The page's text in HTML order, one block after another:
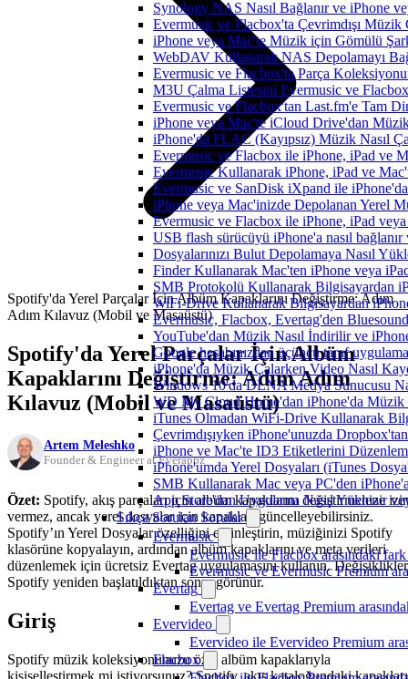
Synology NAS Nasıl Bağlanır ve iPhone
Evermusic ve Flacbox'ta Çevrimdışı
iPhone veya Mac'te Müzik için Gömülü
WebDAV Kullanarak NAS Depolamayı
Evermusic ve Flacbox'ta Parça
M3U Çalma Listesini Evermusic ve
Evermusic ve Flacbox'tan Last.fm'e Tam
iPhone veya Mac'te iCloud Drive'dan
iPhone'da FLAC (Kayıpsız) Müzik Nasıl
Evermusic ve Flacbox ile iPhone, iPad ve
Evermusic Kullanarak iPhone, iPad ve
Evermusic ve SanDisk iXpand ile
iPhone veya Mac'inizde Depolanan Yerel
Evermusic ve Flacbox ile iPhone, iPad
USB flash sürücüyü iPhone'a nasıl
Dosyalarınızı Bulut Depolamaya Nasıl
Finder Kullanarak Mac'ten iPhone veya
SMB Protokolü Kullanarak Bilgisayardan
WiFi-Drive Kullanarak Bilgisayardan
Evermusic, Flacbox, Evertag'den
YouTube'dan Müzik Nasıl İndirilir ve
Google hesabınızdan üçüncü taraf
iPhone'da Müzik Çalarken Video Nasıl
Windows 10'da DLNA Medya Sunucusu
WD My Cloud Home'dan iPhone'da Müzik
iTunes Olmadan WiFi-Drive Kullanarak
Çevrimdışıyken iPhone'unuzda
iPhone ve Mac'te ID3 Etiketlerini
iPhone'umda Yerel Dosyaları (iTunes
SMB Kullanarak Mac veya PC'den
App Store'dan Uygulama Nasıl Yüklenir
Sıkça Sorulan Sorular
Evermusic
Evermusic ile Flacbox arasındaki
Evermusic ve Evermusic Premium
Evertag
Evertag ve Evertag Premium
Evervideo
Evervideo ile Evervideo Premium
Flacbox
Spotify'da Yerel Parçalar İçin Albüm Kapaklarını Değiştirme: Adım
Adım Kılavuz (Mobil ve Masaüstü)
Spotify'da Yerel Parçalar İçin Albüm
Kapaklarını Değiştirme: Adım Adım
Kılavuz (Mobil ve Masaüstü)
Artem Meleshko
Founder & Engineer at Everappz
Özet: Spotify, akış parçaları için albüm kapaklarını değiştirmenize
vermez, ancak yerel dosyalar için kapakları güncelleyebilirsiniz.
Spotify’ın Yerel Dosyalar özelliğini etkinleştirin, müziğinizi Spotify
klasörüne kopyalayın, ardından albüm kapaklarını ve meta verileri
düzenlemek için ücretsiz Evertag uygulamasını kullanın. Değişiklikler
Spotify yeniden başlatıldıktan sonra görünür.
Giriş
Spotify müzik koleksiyonunuzu özel albüm kapaklarıyla
kişiselleştirmek mi istiyorsunuz? Spotify, akış kataloğundaki kapakları